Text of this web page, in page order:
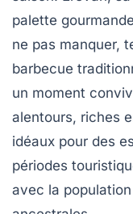
palette
ne pas manquer,
barbecue
un moment
alentours, riches
idéaux pour des
périodes
avec la